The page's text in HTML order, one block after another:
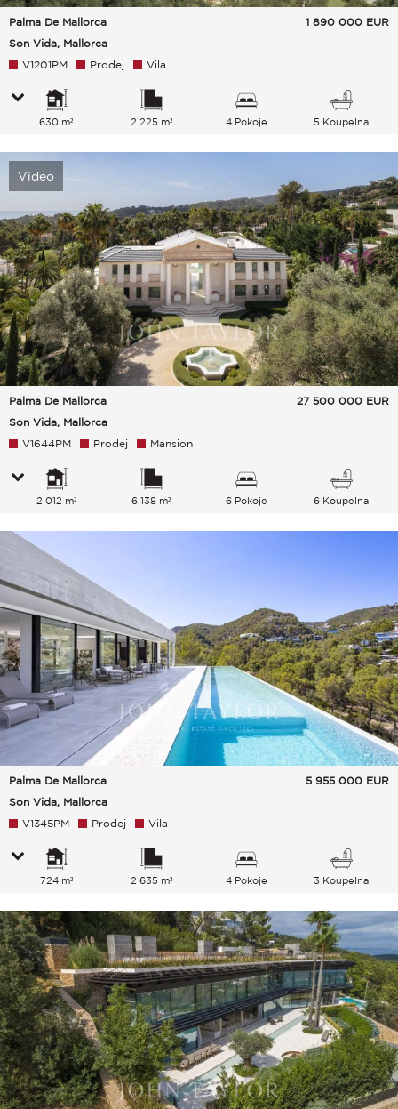
Palma De Mallorca
Son Vida, Mallorca
1 890 000 EUR
V1201PM Prodej Vila
630 m² 2 225 m² 4 Pokoje 5 Koupelna
Video
Palma De Mallorca
Son Vida, Mallorca
27 500 000 EUR
V1644PM Prodej Mansion
2 012 m² 6 138 m² 6 Pokoje 6 Koupelna
Palma De Mallorca
Son Vida, Mallorca
5 955 000 EUR
V1345PM Prodej Vila
724 m² 2 635 m² 4 Pokoje 3 Koupelna